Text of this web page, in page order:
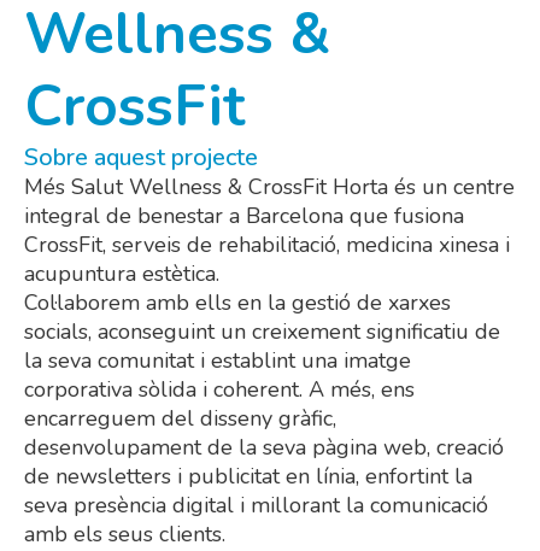
Wellness &
CrossFit
Sobre aquest projecte
Més Salut Wellness & CrossFit Horta és un centre
integral de benestar a Barcelona que fusiona
CrossFit, serveis de rehabilitació, medicina xinesa i
acupuntura estètica.
Col·laborem amb ells en la gestió de xarxes
socials, aconseguint un creixement significatiu de
la seva comunitat i establint una imatge
corporativa sòlida i coherent. A més, ens
encarreguem del disseny gràfic,
desenvolupament de la seva pàgina web, creació
de newsletters i publicitat en línia, enfortint la
seva presència digital i millorant la comunicació
amb els seus clients.